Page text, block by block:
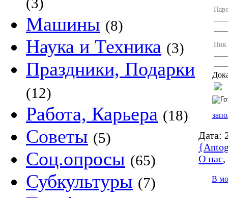
Машины (8)
Наука и Техника (3)
Праздники, Подарки
(12)
Работа, Карьера (18)
Советы (5)
Соц.опросы (65)
Субкультуры (7)
Ник
Дата:
О нас
В